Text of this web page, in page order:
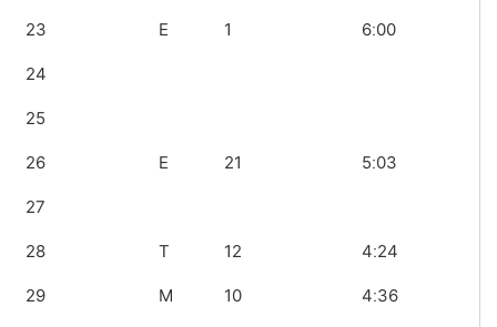
23 E 1 6ː00
24
25
26 E 21 5ː03
27
28 T 12 4ː24
29 M 10 4ː36